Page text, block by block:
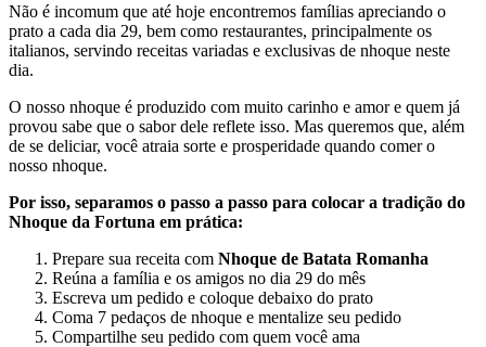
Não é incomum que até hoje encontremos famílias apreciando o
prato a cada dia 29, bem como restaurantes, principalmente os
italianos, servindo receitas variadas e exclusivas de nhoque neste
dia.
O nosso nhoque é produzido com muito carinho e amor e quem já
provou sabe que o sabor dele reflete isso. Mas queremos que, além
de se deliciar, você atraia sorte e prosperidade quando comer o
nosso nhoque.
Por isso, separamos o passo a passo para colocar a tradição do
Nhoque da Fortuna em prática:
Prepare sua receita com Nhoque de Batata Romanha
Reúna a família e os amigos no dia 29 do mês
Escreva um pedido e coloque debaixo do prato
Coma 7 pedaços de nhoque e mentalize seu pedido
Compartilhe seu pedido com quem você ama